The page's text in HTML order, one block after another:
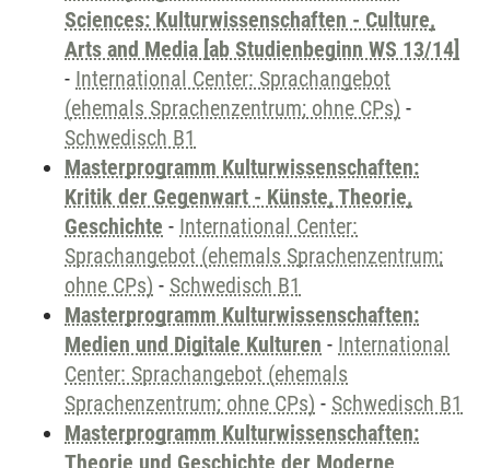
Sciences: Kulturwissenschaften - Culture,
Arts and Media [ab Studienbeginn WS 13/14]
- International Center: Sprachangebot
(ehemals Sprachenzentrum; ohne CPs) -
Schwedisch B1
Masterprogramm Kulturwissenschaften:
Kritik der Gegenwart - Künste, Theorie,
Geschichte - International Center:
Sprachangebot (ehemals Sprachenzentrum;
ohne CPs) - Schwedisch B1
Masterprogramm Kulturwissenschaften:
Medien und Digitale Kulturen - International
Center: Sprachangebot (ehemals
Sprachenzentrum; ohne CPs) - Schwedisch B1
Masterprogramm Kulturwissenschaften:
Theorie und Geschichte der Moderne